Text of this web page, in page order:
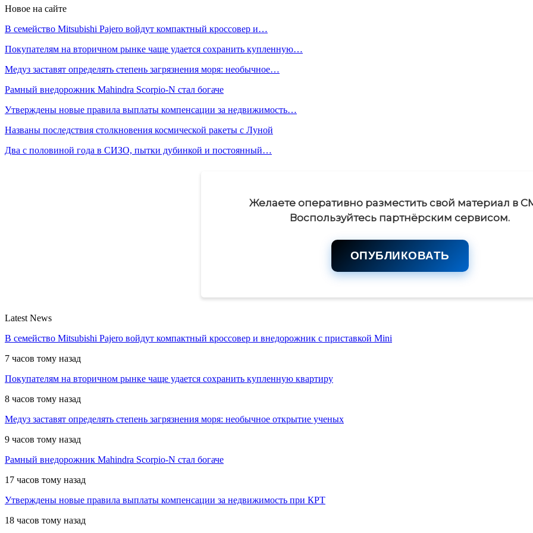
Новое на сайте
В семейство Mitsubishi Pajero войдут компактный кроссовер и…
Покупателям на вторичном рынке чаще удается сохранить купленную…
Медуз заставят определять степень загрязнения моря: необычное…
Рамный внедорожник Mahindra Scorpio-N стал богаче
Утверждены новые правила выплаты компенсации за недвижимость…
Названы последствия столкновения космической ракеты с Луной
Два с половиной года в СИЗО, пытки дубинкой и постоянный…
Желаете оперативно разместить свой материал в
Воспользуйтесь партнёрским сервисом.
ОПУБЛИКОВАТЬ
Latest News
В семейство Mitsubishi Pajero войдут компактный кроссовер и внедорожник с приставкой Mini
7 часов тому назад
Покупателям на вторичном рынке чаще удается сохранить купленную квартиру
8 часов тому назад
Медуз заставят определять степень загрязнения моря: необычное открытие ученых
9 часов тому назад
Рамный внедорожник Mahindra Scorpio-N стал богаче
17 часов тому назад
Утверждены новые правила выплаты компенсации за недвижимость при КРТ
18 часов тому назад